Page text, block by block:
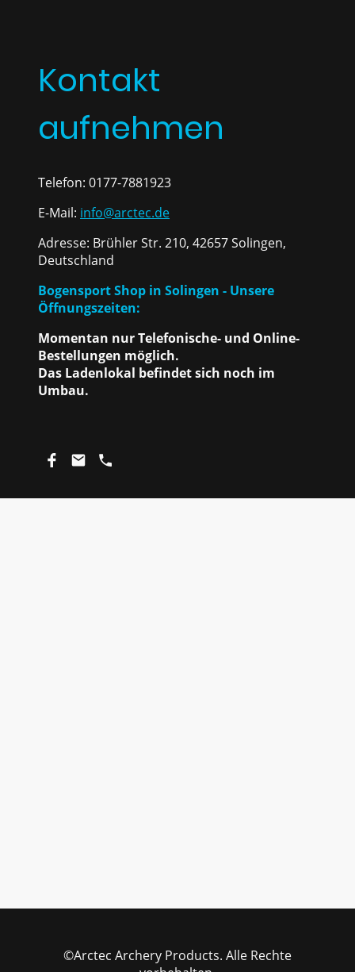
Kontakt
aufnehmen
Telefon: 0177-7881923
E-Mail: info@arctec.de
Adresse: Brühler Str. 210, 42657 Solingen,
Deutschland
Bogensport Shop in Solingen - Unsere
Öffnungszeiten:
Momentan nur Telefonische- und Online-
Bestellungen möglich.
Das Ladenlokal befindet sich noch im
Umbau.
©Arctec Archery Products. Alle Rechte